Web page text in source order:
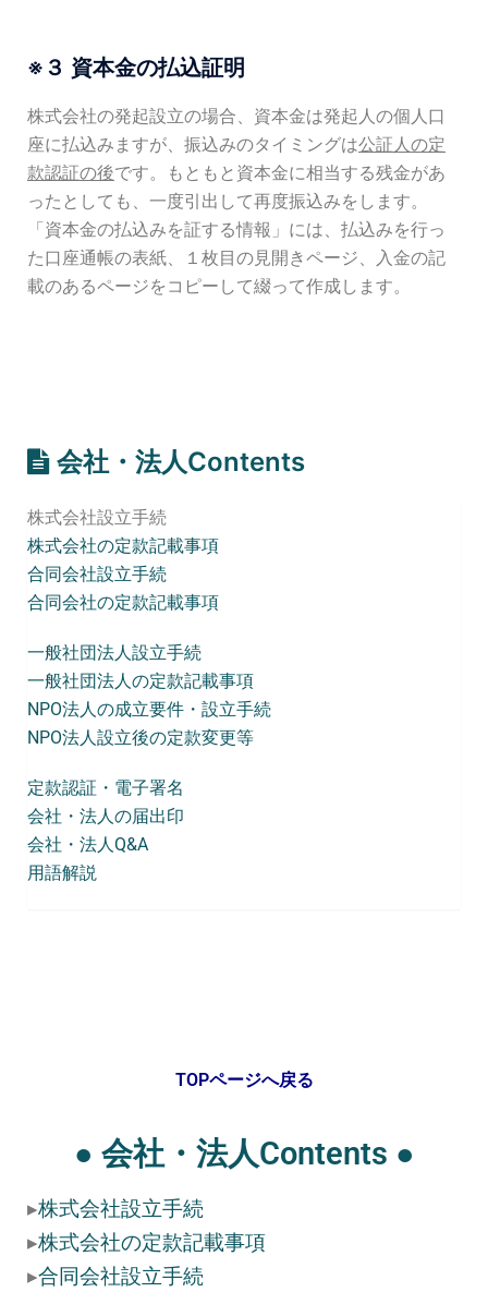
※３ 資本金の払込証明
株式会社の発起設立の場合、資本金は発起人の個人口
座に払込みますが、振込みのタイミングは公証人の定
款認証の後です。もともと資本金に相当する残金があ
ったとしても、一度引出して再度振込みをします。
「資本金の払込みを証する情報」には、払込みを行っ
た口座通帳の表紙、１枚目の見開きページ、入金の記
載のあるページをコピーして綴って作成します。
会社・法人Contents
株式会社設立手続
株式会社の定款記載事項
合同会社設立手続
合同会社の定款記載事項
一般社団法人設立手続
一般社団法人の定款記載事項
NPO法人の成立要件・設立手続
NPO法人設立後の定款変更等
定款認証・電子署名
会社・法人の届出印
会社・法人Q&A
用語解説
TOPページへ戻る
● 会社・法人Contents ●
▸株式会社設立手続
▸株式会社の定款記載事項
▸合同会社設立手続